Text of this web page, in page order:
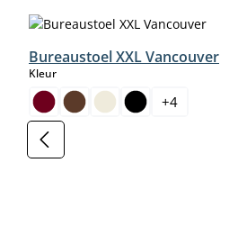
Bureaustoel XXL Vancouver
Kleurselect
+4